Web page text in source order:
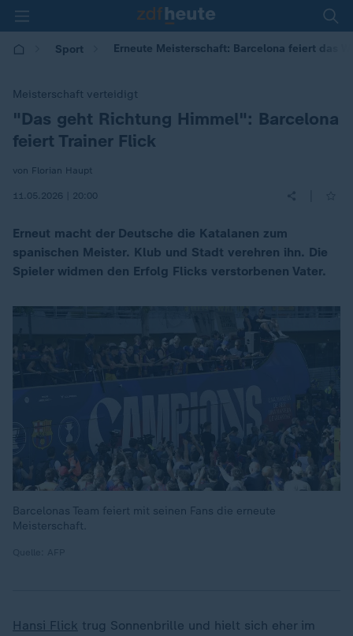
Sport Erneute Meisterschaft: Barcelona feiert das
Meisterschaft verteidigt
:"Das geht Richtung Himmel": Barcelona
feiert Trainer Flick
von Florian Haupt
11.05.2026 | 20:00
Erneut macht der Deutsche die Katalanen zum
spanischen Meister. Klub und Stadt verehren ihn. Die
Spieler widmen den Erfolg Flicks verstorbenen Vater.
Barcelonas Team feiert mit seinen Fans die erneute
Meisterschaft.
Hansi Flick trug Sonnenbrille und hielt sich eher im